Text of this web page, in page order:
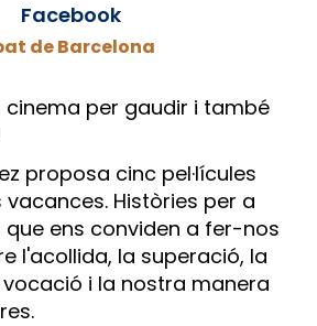
Facebook
de Barcelona
cinema per gaudir i també
proposa cinc pel·lícules
Històries per a
ens conviden a fer-nos
l'acollida, la superació, la
i la nostra manera